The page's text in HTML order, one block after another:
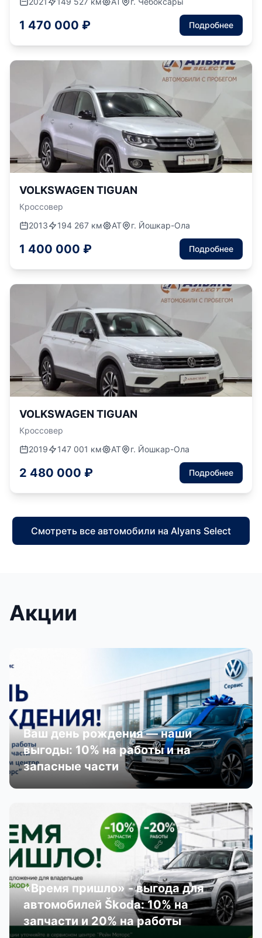
1 470 000 ₽ Подробнее
VOLKSWAGEN TIGUAN
Кроссовер
2013
194 267 км АТ г. Йошкар-Ола
1 400 000 ₽ Подробнее
VOLKSWAGEN TIGUAN
Кроссовер
2019
147 001 км АТ г. Йошкар-Ола
2 480 000 ₽ Подробнее
Смотреть все автомобили на Alyans Select
Акции
Ваш день рождения — наши
выгоды: 10% на работы и на
запасные части
«Время пришло» - выгода для
автомобилей Škoda: 10% на
запчасти и 20% на работы